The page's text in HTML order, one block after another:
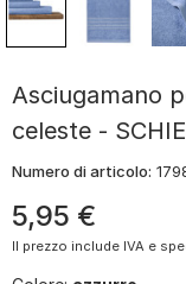
Asciugamano
celeste -
Numero di articolo:
5,95 €
Il prezzo include IVA e